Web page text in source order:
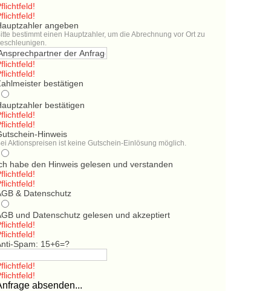
angeben
bestimmt einen Hauptzahler, um die Abrechnung vor Ort zu
bestätigen
bestätigen
Hinweis
Aktionspreisen ist keine Gutschein-Einlösung möglich.
habe den Hinweis gelesen und verstanden
& Datenschutz
und Datenschutz gelesen und akzeptiert
Spam: 15+6=?
absenden...